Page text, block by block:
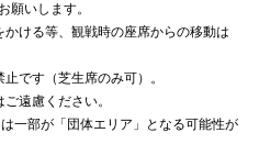
願いします。
ける等、観戦時の座席からの移動は
です（芝生席のみ可）。
遠慮ください。
一部が「団体エリア」となる可能性が